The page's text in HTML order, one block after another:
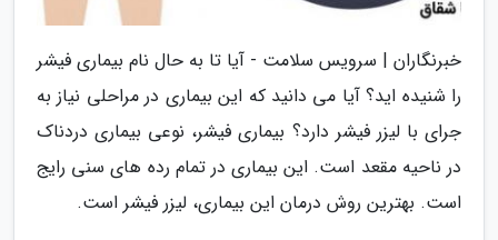
خبرنگاران | سرویس سلامت - آیا تا به حال نام بیماری فیشر
را شنیده اید؟ آیا می دانید که این بیماری در مراحلی نیاز به
جرای با لیزر فیشر دارد؟ بیماری فیشر، نوعی بیماری دردناک
در ناحیه مقعد است. این بیماری در تمام رده های سنی رایج
است. بهترین روش درمان این بیماری، لیزر فیشر است.